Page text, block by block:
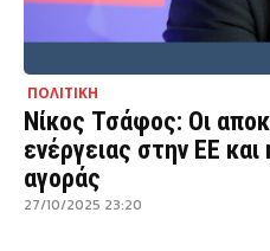
ΠΟΛΙΤΙΚΗ
Νίκος Τσάφος: Οι
ενέργειας στην ΕΕ και
αγοράς
27/10/2025 23:20